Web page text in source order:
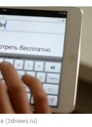
(3dnews.ru)